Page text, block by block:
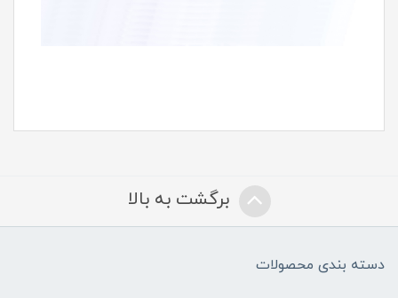
برگشت به بالا
دسته بندی محصولات